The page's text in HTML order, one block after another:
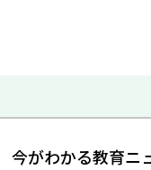
今がわかる教育ニ